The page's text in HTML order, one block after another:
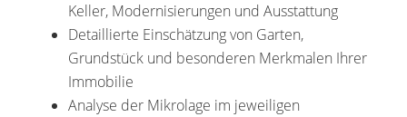
Keller, Modernisierungen und Ausstattung
Detaillierte Einschätzung von Garten,
Grundstück und besonderen Merkmalen Ihrer
Immobilie
Analyse der Mikrolage im jeweiligen